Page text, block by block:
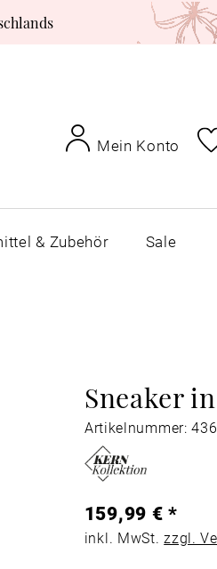
Mein Konto
& Zubehör Sale
Sneaker
Artikelnummer:
159,99 € *
inkl. MwSt.zzgl.